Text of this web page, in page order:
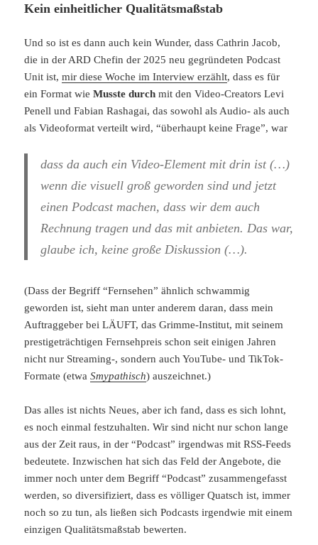
Kein einheitlicher Qualitätsmaßstab
Und so ist es dann auch kein Wunder, dass Cathrin Jacob,
die in der ARD Chefin der 2025 neu gegründeten Podcast
Unit ist,mir diese Woche im Interview erzählt, dass es für
ein Format wieMusste durch mit den Video-Creators Levi
Penell und Fabian Rashagai, das sowohl als Audio- als auch
als Videoformat verteilt wird, “überhaupt keine Frage”, war
dass da auch ein Video-Element mit drin ist (…)
wenn die visuell groß geworden sind und jetzt
einen Podcast machen, dass wir dem auch
Rechnung tragen und das mit anbieten. Das war,
glaube ich, keine große Diskussion (…).
(Dass der Begriff “Fernsehen” ähnlich schwammig
geworden ist, sieht man unter anderem daran, dass mein
Auftraggeber bei LÄUFT, das Grimme-Institut, mit seinem
prestigeträchtigen Fernsehpreis schon seit einigen Jahren
nicht nur Streaming-, sondern auch YouTube- und TikTok-
Formate (etwaSmypathisch) auszeichnet.)
Das alles ist nichts Neues, aber ich fand, dass es sich lohnt,
es noch einmal festzuhalten. Wir sind nicht nur schon lange
aus der Zeit raus, in der “Podcast” irgendwas mit RSS-Feeds
bedeutete. Inzwischen hat sich das Feld der Angebote, die
immer noch unter dem Begriff “Podcast” zusammengefasst
werden, so diversifiziert, dass es völliger Quatsch ist, immer
noch so zu tun, als ließen sich Podcasts irgendwie mit einem
einzigen Qualitätsmaßstab bewerten.